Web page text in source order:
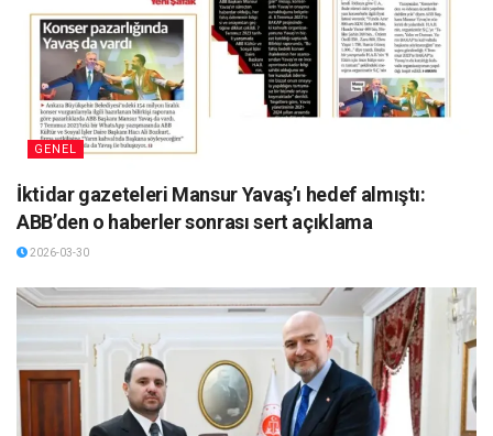
GENEL
İktidar gazeteleri Mansur Yavaş’ı hedef almıştı:
ABB’den o haberler sonrası sert açıklama
2026-03-30